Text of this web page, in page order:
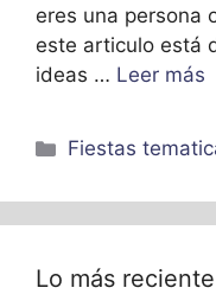
eres una persona
este articulo está
ideas … Leer más
Categorías
Fiestas
Lo más reciente